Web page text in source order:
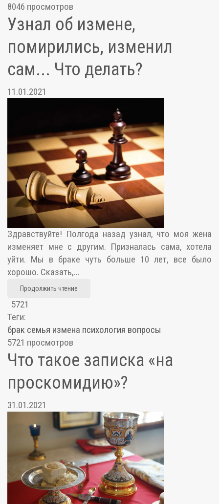
8046 просмотров
Узнал об измене,
помирились, изменил
сам... Что делать?
11.01.2021
Здравствуйте! Полгода назад узнал, что моя жена
изменяет мне с другим. Призналась сама, хотела
уйти. Мы в браке чуть больше 10 лет, все было
хорошо. Сказать,...
Продолжить чтение
5721
Теги:
брак семья измена психология вопросы
5721 просмотров
Что такое записка «на
проскомидию»?
31.01.2021